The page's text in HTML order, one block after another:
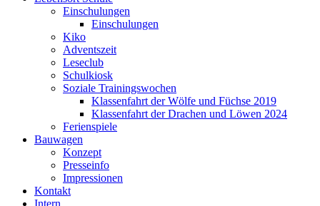
Einschulungen
Einschulungen
Kiko
Adventszeit
Leseclub
Schulkiosk
Soziale Trainingswochen
Klassenfahrt der Wölfe und Füchse 2019
Klassenfahrt der Drachen und Löwen 2024
Ferienspiele
Bauwagen
Konzept
Presseinfo
Impressionen
Kontakt
Intern